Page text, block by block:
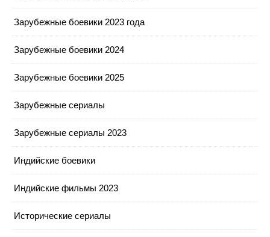
Зарубежные боевики 2023 года
Зарубежные боевики 2024
Зарубежные боевики 2025
Зарубежные сериалы
Зарубежные сериалы 2023
Индийские боевики
Индийские фильмы 2023
Исторические сериалы